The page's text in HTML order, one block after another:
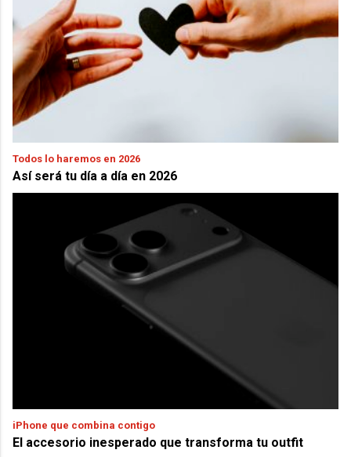
Todos lo haremos en 2026
Así será tu día a día en 2026
iPhone que combina contigo
El accesorio inesperado que transforma tu outfit